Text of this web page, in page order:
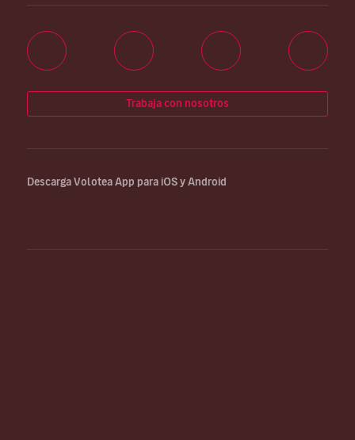
Trabaja con nosotros
Descarga Volotea App para iOS y Android